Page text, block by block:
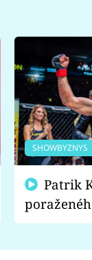
SHOWBYZNYS
fanoušci